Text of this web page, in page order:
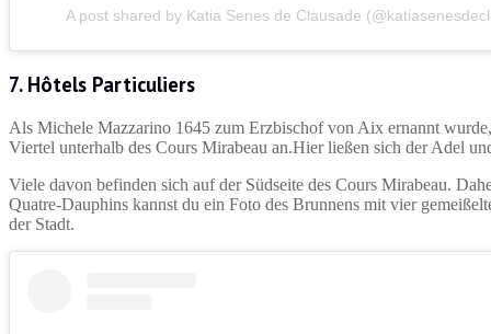
A post shared by Katia Senes de Clausade
7. Hôtels Particuliers
Als Michele Mazzarino 1645 zum Erzbischof von Aix ernannt
Viertel unterhalb des Cours Mirabeau an.Hier ließen sich der Adel
Viele davon befinden sich auf der Südseite des Cours Mirabeau.
Quatre-Dauphins kannst du ein Foto des Brunnens mit vier
der Stadt.